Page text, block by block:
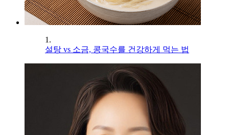
1.
설탕 vs 소금, 콩국수를 건강하게 먹는 법